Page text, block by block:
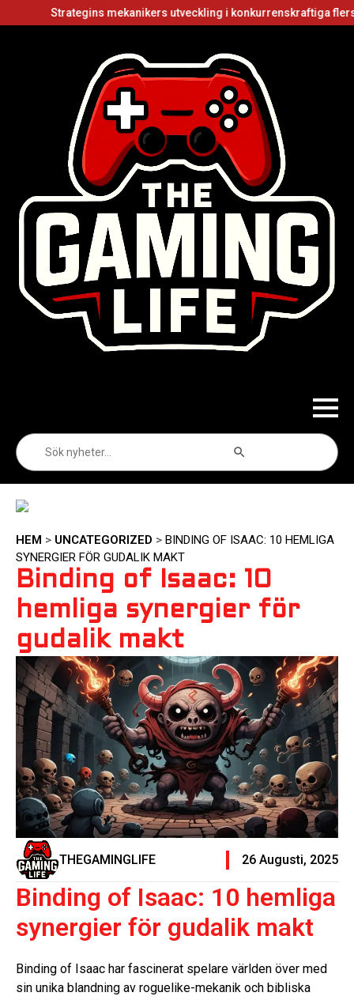
Strategins mekanikers utveckling i konkurrenskraftiga
efter:
HEM > UNCATEGORIZED > BINDING OF ISAAC: 10 HEMLIGA
SYNERGIER FÖR GUDALIK MAKT
Binding of Isaac: 10
hemliga synergier för
gudalik makt
THEGAMINGLIFE 26 Augusti, 2025
Binding of Isaac: 10 hemliga
synergier för gudalik makt
Binding of Isaac har fascinerat spelare världen över med
sin unika blandning av roguelike-mekanik och bibliska